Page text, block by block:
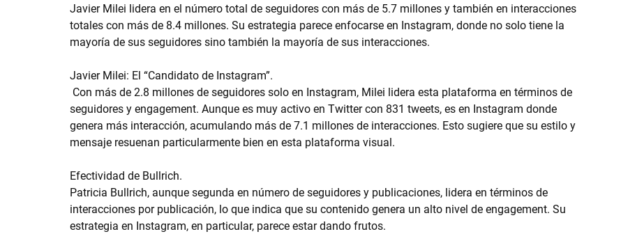
Javier Milei lidera en el número total de seguidores con más de 5.7 millones y también en interacciones
totales con más de 8.4 millones. Su estrategia parece enfocarse en Instagram, donde no solo tiene la
mayoría de sus seguidores sino también la mayoría de sus interacciones.
Javier Milei: El “Candidato de Instagram”.
seguidores y engagement. Aunque es muy activo en Twitter con 831 tweets, es en Instagram donde
genera más interacción, acumulando más de 7.1 millones de interacciones. Esto sugiere que su estilo y
mensaje resuenan particularmente bien en esta plataforma visual.
Efectividad de Bullrich.
Patricia Bullrich, aunque segunda en número de seguidores y publicaciones, lidera en términos de
interacciones por publicación, lo que indica que su contenido genera un alto nivel de engagement. Su
estrategia en Instagram, en particular, parece estar dando frutos.